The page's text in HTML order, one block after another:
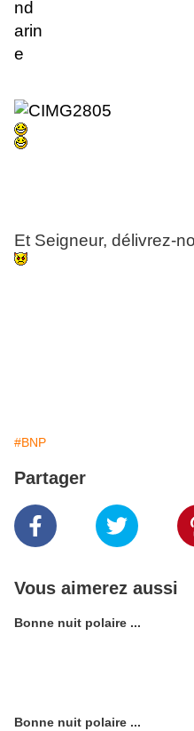
Et Seigneur, délivrez-
#BNP
Partager
Vous aimerez aussi
Bonne nuit polaire ...
Bonne nuit polaire ...